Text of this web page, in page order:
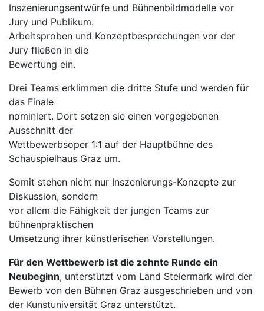
Inszenierungsentwürfe und Bühnenbildmodelle vor
Jury und Publikum.
Arbeitsproben und Konzeptbesprechungen vor der
Jury fließen in die
Bewertung ein.
Drei Teams erklimmen die dritte Stufe und werden für
das Finale
nominiert. Dort setzen sie einen vorgegebenen
Ausschnitt der
Wettbewerbsoper 1:1 auf der Hauptbühne des
Schauspielhaus Graz um.
Somit stehen nicht nur Inszenierungs-Konzepte zur
Diskussion, sondern
vor allem die Fähigkeit der jungen Teams zur
bühnenpraktischen
Umsetzung ihrer künstlerischen Vorstellungen.
Für den Wettbewerb ist die zehnte Runde ein
Neubeginn, unterstützt vom Land Steiermark wird der
Bewerb von den Bühnen Graz ausgeschrieben und von
der Kunstuniversität Graz unterstützt.